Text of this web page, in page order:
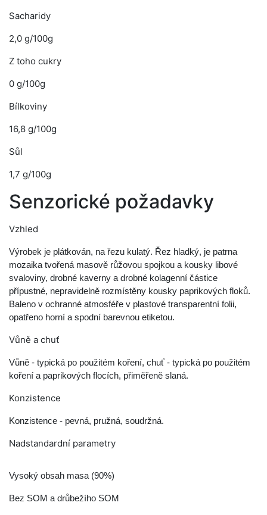
Sacharidy
2,0 g/100g
Z toho cukry
0 g/100g
Bílkoviny
16,8 g/100g
Sůl
1,7 g/100g
Senzorické požadavky
Vzhled
Výrobek je plátkován, na řezu kulatý. Řez hladký, je patrna
mozaika tvořená masově růžovou spojkou a kousky libové
svaloviny, drobné kaverny a drobné kolagenní částice
přípustné, nepravidelně rozmístěny kousky paprikových floků.
Baleno v ochranné atmosféře v plastové transparentní folii,
opatřeno horní a spodní barevnou etiketou.
Vůně a chuť
Vůně - typická po použitém koření, chuť - typická po použitém
koření a paprikových flocích, přiměřeně slaná.
Konzistence
Konzistence - pevná, pružná, soudržná.
Nadstandardní parametry
Vysoký obsah masa (90%)
Bez SOM a drůbežího SOM